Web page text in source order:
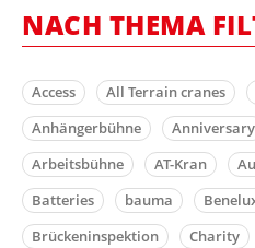
NACH THEMA
Access All Terrain cranes
Anhängerbühne
Anniversary
Arbeitsbühne
AT-Kran
Batteries
bauma
Brückeninspektion
Charity